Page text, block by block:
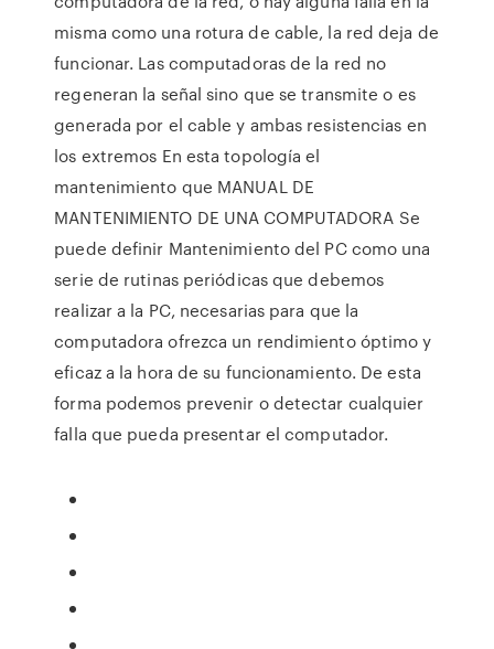
misma como una rotura de cable, la red deja de
funcionar. Las computadoras de la red no
regeneran la señal sino que se transmite o es
generada por el cable y ambas resistencias en
los extremos En esta topología el
mantenimiento que MANUAL DE
MANTENIMIENTO DE UNA COMPUTADORA Se
puede definir Mantenimiento del PC como una
serie de rutinas periódicas que debemos
realizar a la PC, necesarias para que la
computadora ofrezca un rendimiento óptimo y
eficaz a la hora de su funcionamiento. De esta
forma podemos prevenir o detectar cualquier
falla que pueda presentar el computador.